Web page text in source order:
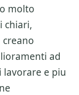
molto
chiari,
ad
e piu